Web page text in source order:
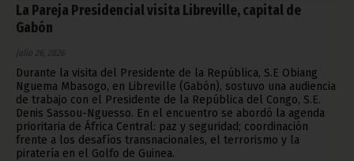
La Pareja Presidencial visita Libreville, capital de
Gabón
julio 26, 2026
Durante la visita del Presidente de la República, S.E Obiang
Nguema Mbasogo, en Libreville (Gabón), sostuvo una audiencia
de trabajo con el Presidente de la República del Congo, S.E.
Denis Sassou-Nguesso. En el encuentro se abordó la agenda
prioritaria de África Central: paz y seguridad; coordinación
frente a los desafíos transnacionales, el terrorismo y la
piratería en el Golfo de Guinea.